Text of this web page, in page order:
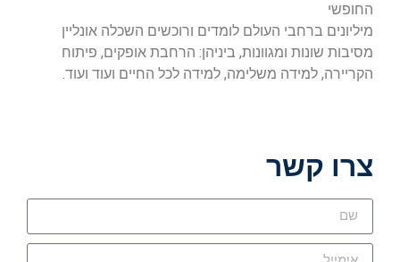
החופשי
מיליונים ברחבי העולם לומדים ורוכשים השכלה אונליין
מסיבות שונות ומגוונות, ביניהן: הרחבת אופקים, פיתוח
הקריירה, למידה משלימה, למידה לכל החיים ועוד ועוד.
צרו קשר